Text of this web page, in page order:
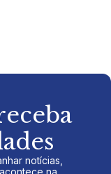
notícias,